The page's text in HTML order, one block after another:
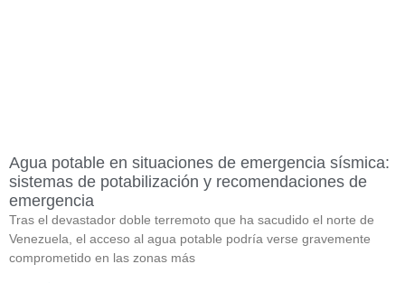
Agua potable en situaciones de emergencia sísmica:
sistemas de potabilización y recomendaciones de
emergencia
Tras el devastador doble terremoto que ha sacudido el norte de
Venezuela, el acceso al agua potable podría verse gravemente
comprometido en las zonas más